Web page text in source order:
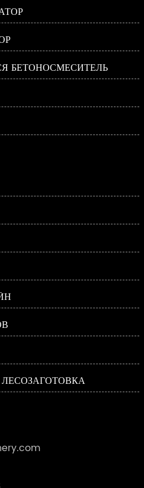
БЕТОНОСМЕСИТЕЛЬ